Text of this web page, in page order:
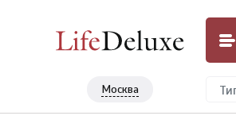
Москва